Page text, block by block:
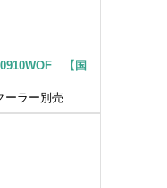
【国
ーラー別売